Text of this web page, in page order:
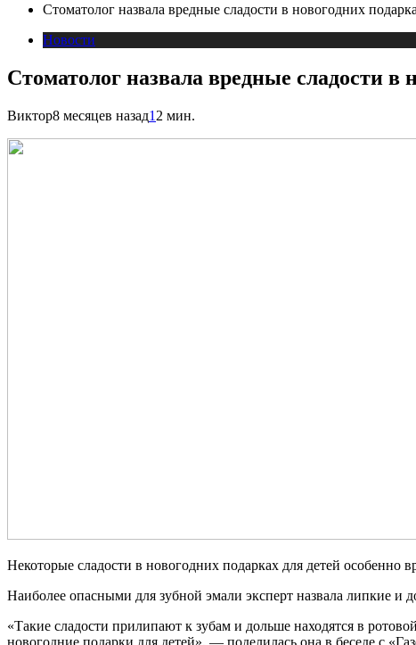
Стоматолог назвала вредные сладости в новогодних
Новости
Стоматолог назвала вредные сладости в
Виктор8 месяцев назад1 2 мин.
Некоторые сладости в новогодних подарках для детей
Наиболее опасными для зубной эмали эксперт назвала липкие и
«Такие сладости прилипают к зубам и дольше находятся в
новогодние подарки для детей», — поделилась она в беседе с